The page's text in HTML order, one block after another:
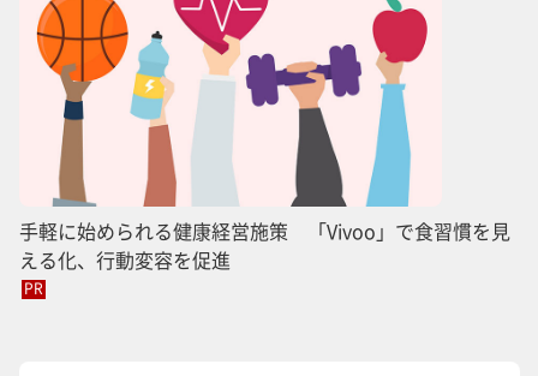
手軽に始められる健康経営施策 「Vivoo」で食習慣を見
える化、行動変容を促進
PR